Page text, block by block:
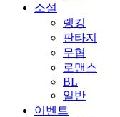
소설
랭킹
판타지
무협
로맨스
BL
일반
이벤트